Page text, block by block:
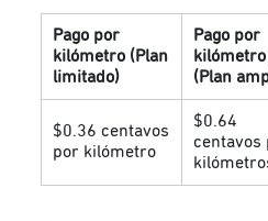
Pago por
kilómetro (Plan
limitado)
Pago por
kilómetro
(Plan
$0.36 centavos
por kilómetro
$0.64
centavos